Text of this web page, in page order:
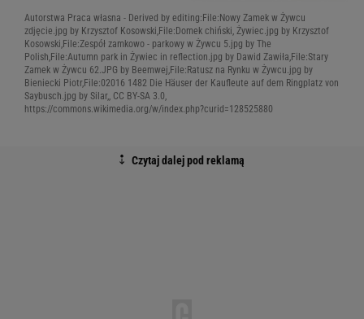
Autorstwa Praca własna - Derived by editing:File:Nowy Zamek w Żywcu
zdjęcie.jpg by Krzysztof Kosowski,File:Domek chiński, Żywiec.jpg by Krzysztof
Kosowski,File:Zespół zamkowo - parkowy w Żywcu 5.jpg by The
Polish,File:Autumn park in Żywiec in reflection.jpg by Dawid Zawiła,File:Stary
Zamek w Żywcu 62.JPG by Beemwej,File:Ratusz na Rynku w Żywcu.jpg by
Bieniecki Piotr,File:02016 1482 Die Häuser der Kaufleute auf dem Ringplatz von
Saybusch.jpg by Silar,, CC BY-SA 3.0,
https://commons.wikimedia.org/w/index.php?curid=128525880